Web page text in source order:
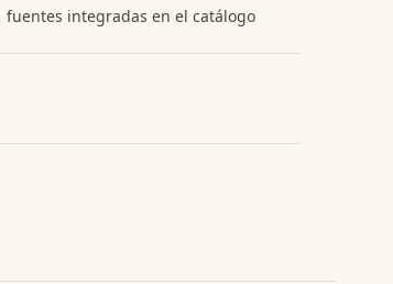
fuentes integradas en el catálogo